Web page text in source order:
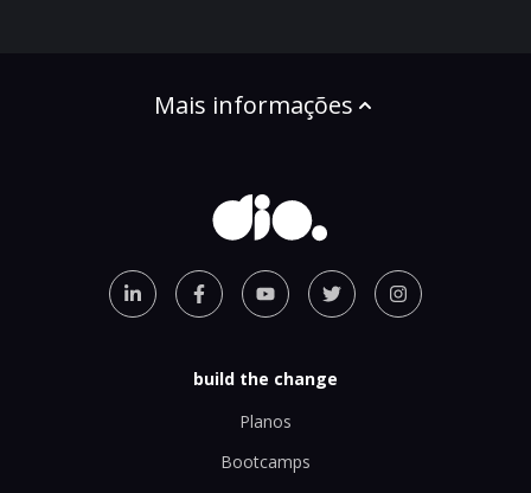
Mais informações
build the change
Planos
Bootcamps